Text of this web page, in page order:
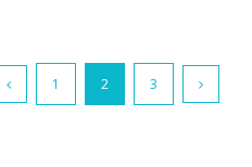
1 2 3